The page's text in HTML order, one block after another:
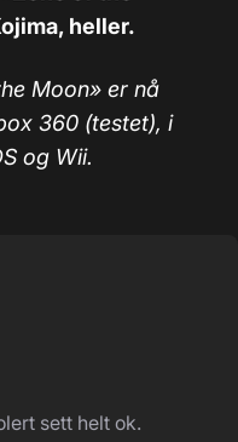
heller.
Moon» er nå
360 (testet), i
og Wii.
sett helt ok.